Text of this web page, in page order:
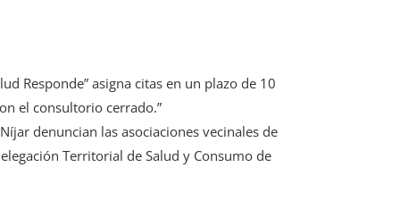
Responde” asigna citas en un plazo de 10
el consultorio cerrado.”
denuncian las asociaciones vecinales de
Territorial de Salud y Consumo de